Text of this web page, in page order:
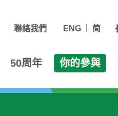
聯絡我們 ENG 简
50周年 你的參與